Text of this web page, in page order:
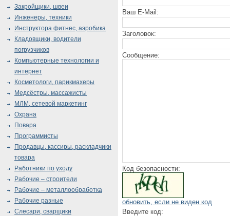
Ваш E-Mail:
Заголовок:
Сообщение:
Код безопасности:
обновить, если не виден код
Введите код:
Закройщики, швеи
Инженеры, техники
Инструктора фитнес, аэробика
Кладовщики, водители
погрузчиков
Компьютерные технологии и
интернет
Косметологи, парикмахеры
Медсёстры, массажисты
МЛМ, сетевой маркетинг
Охрана
Повара
Программисты
Продавцы, кассиры, раскладчики
товара
Работники по уходу
Рабочие – строители
Рабочие – металлообработка
Рабочие разные
Слесари, сварщики